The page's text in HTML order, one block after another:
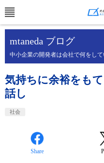
mtaneda ブログ
中小企業の開発者は会社で何をし
気持ちに余裕をも
話し
社会
Share